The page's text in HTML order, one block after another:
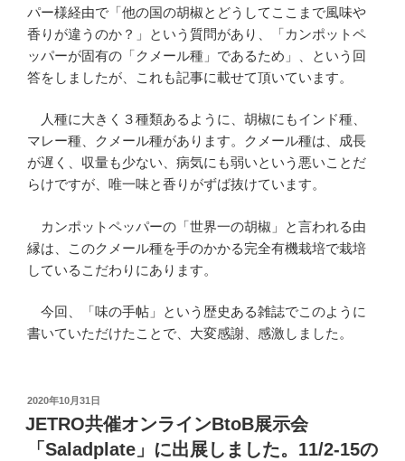
パー様経由で「他の国の胡椒とどうしてここまで風味や
香りが違うのか？」という質問があり、「カンポットペ
ッパーが固有の「クメール種」であるため」、という回
答をしましたが、これも記事に載せて頂いています。
人種に大きく３種類あるように、胡椒にもインド種、
マレー種、クメール種があります。クメール種は、成長
が遅く、収量も少ない、病気にも弱いという悪いことだ
らけですが、唯一味と香りがずば抜けています。
カンポットペッパーの「世界一の胡椒」と言われる由
縁は、このクメール種を手のかかる完全有機栽培で栽培
しているこだわりにあります。
今回、「味の手帖」という歴史ある雑誌でこのように
書いていただけたことで、大変感謝、感激しました。
投
稿
日:
2020年10月31日
JETRO共催オンラインBtoB展示会
「Saladplate」に出展しました。11/2-15の